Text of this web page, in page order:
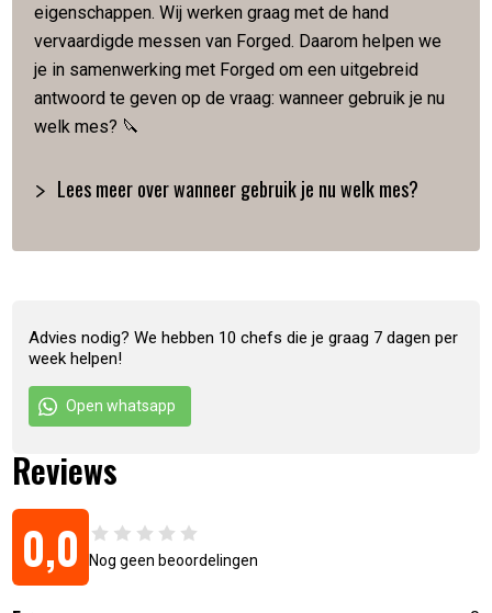
Artikelnummer: 8718719304044
eigenschappen. Wij werken graag met de hand
vervaardigde messen van Forged. Daarom helpen we
je in samenwerking met Forged om een uitgebreid
antwoord te geven op de vraag: wanneer gebruik je nu
welk mes? 🔪
Lees meer over wanneer gebruik je nu welk mes?
Advies nodig? We hebben 10 chefs die je graag 7 dagen per
week helpen!
Open whatsapp
Reviews
0,0 Nog geen beoordelingen